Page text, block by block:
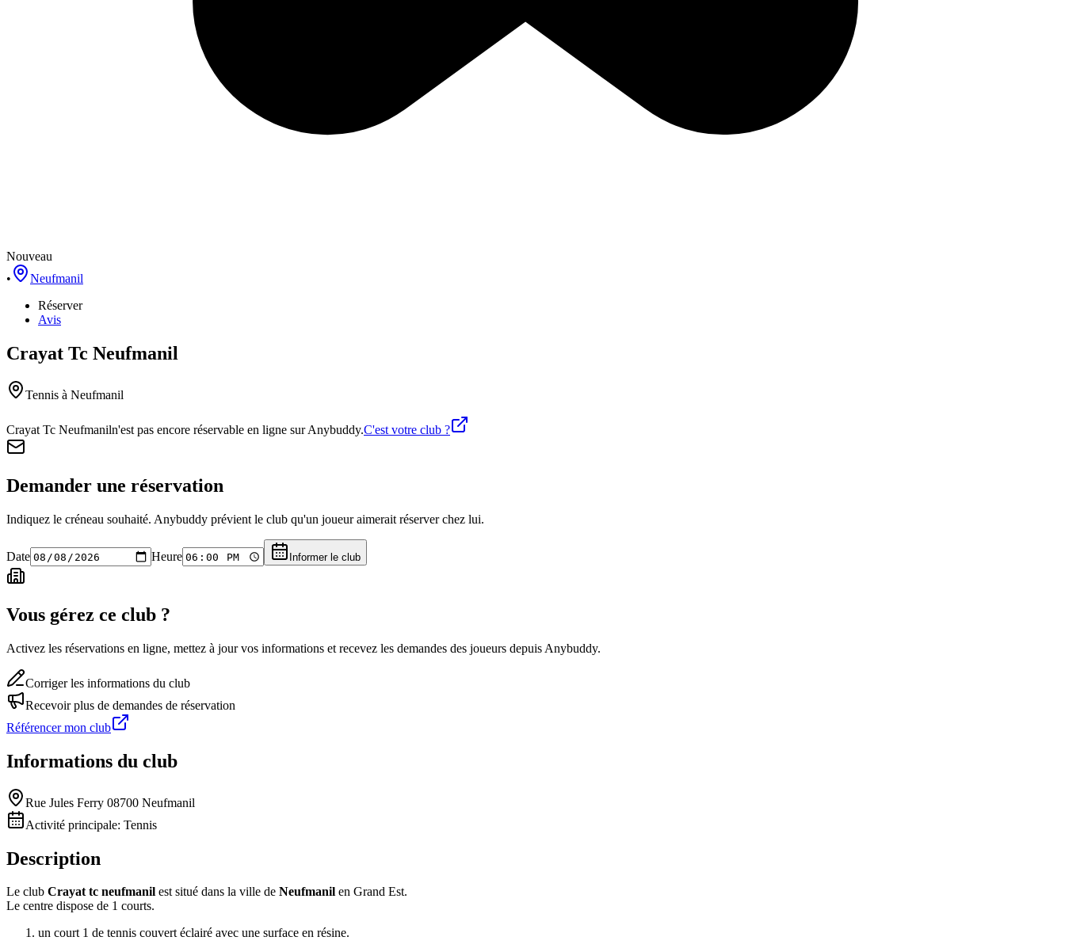
Nouveau
•
Neufmanil
Réserver
Avis
Crayat Tc Neufmanil
Tennis à Neufmanil
Crayat Tc Neufmaniln'est pas encore réservable en ligne sur Anybuddy.C'est votre club ?
Demander une réservation
Indiquez le créneau souhaité. Anybuddy prévient le club qu'un joueur aimerait réserver chez lui.
Date Heure Informer le club
Vous gérez ce club ?
Activez les réservations en ligne, mettez à jour vos informations et recevez les demandes des joueurs depuis Anybuddy.
Corriger les informations du club
Recevoir plus de demandes de réservation
Référencer mon club
Informations du club
Rue Jules Ferry 08700 Neufmanil
Activité principale: Tennis
Description
Le club Crayat tc neufmanil est situé dans la ville de Neufmanil en Grand Est.
Le centre dispose de 1 courts.
un court 1 de tennis couvert éclairé avec une surface en résine.